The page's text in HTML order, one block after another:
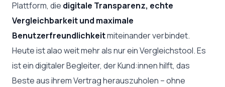
Plattform, die digitale Transparenz, echte
Vergleichbarkeit und maximale
Benutzerfreundlichkeitmiteinander verbindet.
Heute ist alao weit mehr als nur ein Vergleichstool. Es
ist ein digitaler Begleiter, der Kund:innen hilft, das
Beste aus ihrem Vertrag herauszuholen – ohne